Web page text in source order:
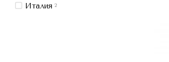
Италия 2